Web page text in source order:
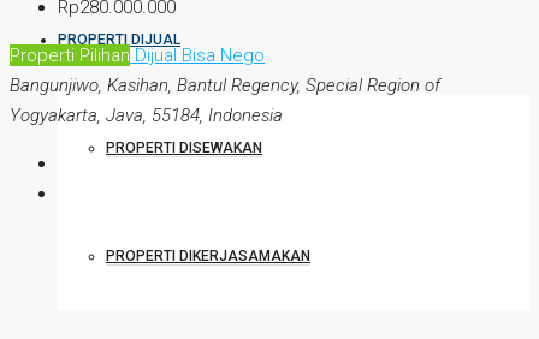
PROPERTI DIJUAL
PROPERTI DISEWAKAN
PROPERTI DIKERJASAMAKAN
Rp280.000.000
Properti Pilihan Dijual Bisa Nego
Bangunjiwo, Kasihan, Bantul Regency, Special Region of
Yogyakarta, Java, 55184, Indonesia